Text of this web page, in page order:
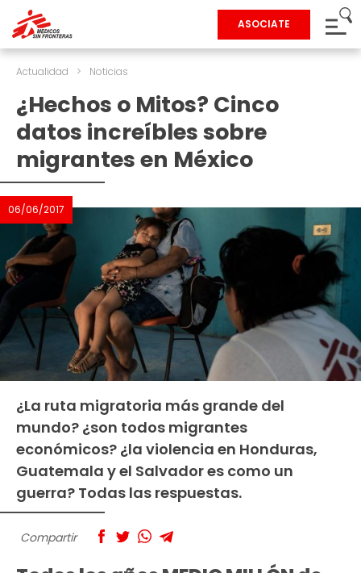
ASOCIATE
Actualidad > Noticias
¿Hechos o Mitos? Cinco
datos increíbles sobre
migrantes en México
06/06/2017
¿La ruta migratoria más grande del
mundo? ¿son todos migrantes
económicos? ¿la violencia en Honduras,
Guatemala y el Salvador es como un
guerra? Todas las respuestas.
Compartir